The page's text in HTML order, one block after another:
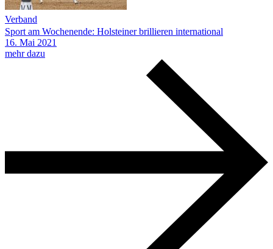
Verband
Sport am Wochenende: Holsteiner brillieren international
16. Mai 2021
mehr dazu